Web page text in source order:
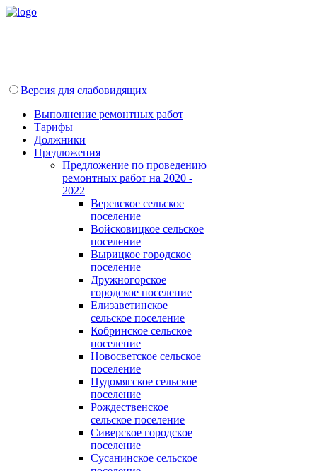
Версия для слабовидящих
Выполнение ремонтных работ
Тарифы
Должники
Предложения
Предложение по проведению
ремонтных работ на 2020 -
2022
Веревское сельское
поселение
Войсковицкое сельское
поселение
Вырицкое городское
поселение
Дружногорское
городское поселение
Елизаветинское
сельское поселение
Кобринское сельское
поселение
Новосветское сельское
поселение
Пудомягское сельское
поселение
Рождественское
сельское поселение
Сиверское городское
поселение
Сусанинское сельское